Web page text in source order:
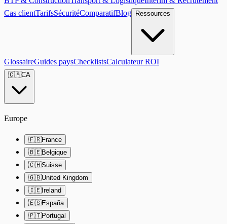
Cas clientTarifsSécuritéComparatifBlog Ressources
GlossaireGuides paysChecklistsCalculateur ROI
🇨🇦CA
Europe
🇫🇷France
🇧🇪Belgique
🇨🇭Suisse
🇬🇧United Kingdom
🇮🇪Ireland
🇪🇸España
🇵🇹Portugal